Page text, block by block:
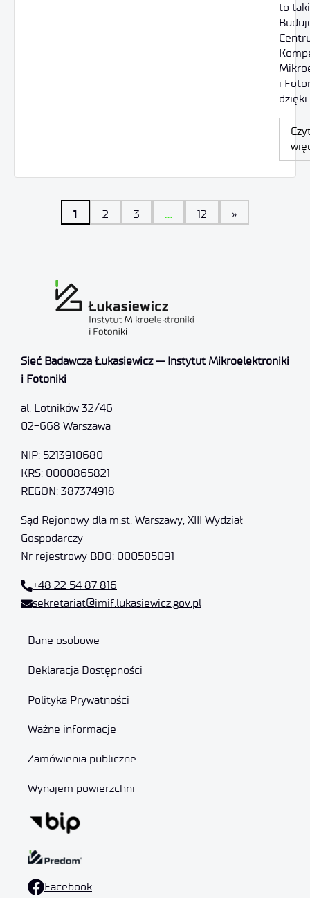
to
i
dzięki
1 2 3 … 12 »
Sieć Badawcza Łukasiewicz — Instytut Mikroelektroniki
i Fotoniki
al. Lotników 32/46
02-668 Warszawa
NIP: 5213910680
KRS: 0000865821
REGON: 387374918
Sąd Rejonowy dla m.st. Warszawy, XIII Wydział
Gospodarczy
Nr rejestrowy BDO: 000505091
+48 22 54 87 816
sekretariat@imif.lukasiewicz.gov.pl
Dane osobowe
Deklaracja Dostępności
Polityka Prywatności
Ważne informacje
Zamówienia publiczne
Wynajem powierzchni
Facebook